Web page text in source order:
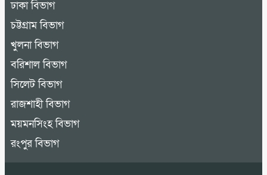
ঢাকা বিভাগ
চট্টগ্রাম বিভাগ
খুলনা বিভাগ
বরিশাল বিভাগ
সিলেট বিভাগ
রাজশাহী বিভাগ
ময়মনসিংহ বিভাগ
রংপুর বিভাগ